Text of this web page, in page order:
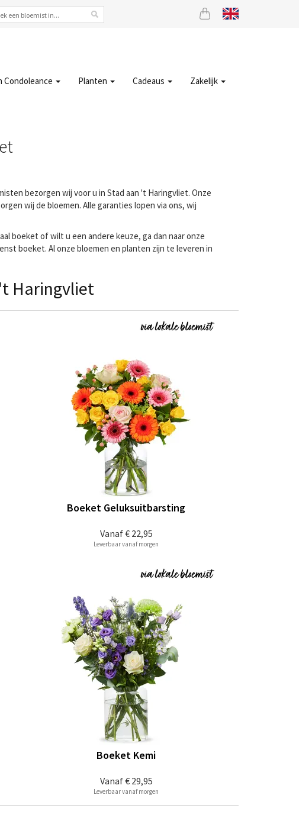
Condoleance Planten Cadeaus Zakelijk
bezorgen wij voor u in Stad aan 't Haringvliet. Onze
wij de bloemen. Alle garanties lopen via ons, wij
boeket of wilt u een andere keuze, ga dan naar onze
boeket. Al onze bloemen en planten zijn te leveren in
Haringvliet
Vanaf€ 22,95
Boeket Geluksuitbarsting
Leverbaar vanaf morgen
Vanaf€ 29,95
Boeket Kemi
Leverbaar vanaf morgen